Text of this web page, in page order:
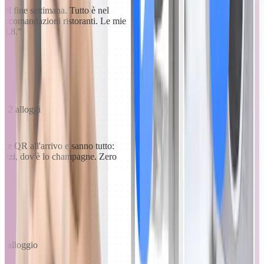
fine settimana. Tutto è nel
ristoranti. Le mie
4.8.”
2 alloggi
QR all'arrivo e sanno tutto:
dov'è lo champagne. Zero
alloggio